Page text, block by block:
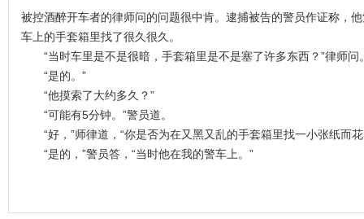
被控酒醉开车者的律师问的问题很中肯。逮捕被告的警员作证称，
车上的手套箱里找了很久很久。
“当时车里是不是很暗，手套箱里是不是塞了许多东西？”律师
“是的。”
“他摸索了大约多久？”
“可能有5分钟。”警员道。
“好，”师律道，“你是否为在又黑又乱的手套箱里找一小张纸而
“是的，”警员答，“当时他在我的警车上。”